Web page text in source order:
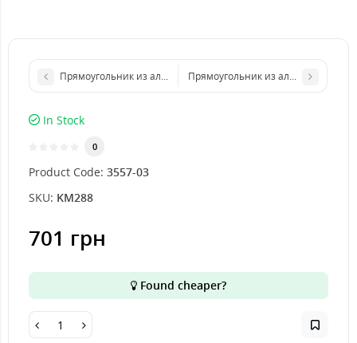
Прямоугольник из алюминиевого листа 200х300 мм размер
Прямоугольник из алюминиевого
In Stock
0
Product Code: 3557-03
SKU: KM288
701 грн
Found cheaper?